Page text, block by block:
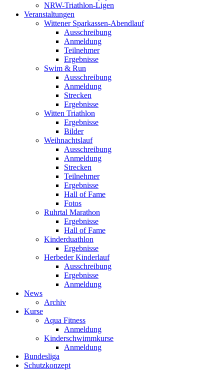
NRW-Triathlon-Ligen
Veranstaltungen
Wittener Sparkassen-Abendlauf
Ausschreibung
Anmeldung
Teilnehmer
Ergebnisse
Swim & Run
Ausschreibung
Anmeldung
Strecken
Ergebnisse
Witten Triathlon
Ergebnisse
Bilder
Weihnachtslauf
Ausschreibung
Anmeldung
Strecken
Teilnehmer
Ergebnisse
Hall of Fame
Fotos
Ruhrtal Marathon
Ergebnisse
Hall of Fame
Kinderduathlon
Ergebnisse
Herbeder Kinderlauf
Ausschreibung
Ergebnisse
Anmeldung
News
Archiv
Kurse
Aqua Fitness
Anmeldung
Kinderschwimmkurse
Anmeldung
Bundesliga
Schutzkonzept